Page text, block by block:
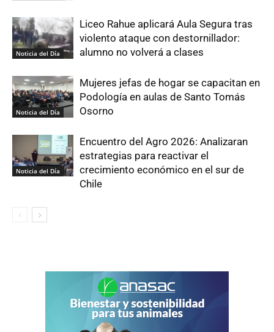
Noticia del Día
Liceo Rahue aplicará Aula Segura tras
violento ataque con destornillador:
alumno no volverá a clases
Noticia del Día
Mujeres jefas de hogar se capacitan en
Podología en aulas de Santo Tomás
Osorno
Noticia del Día
Encuentro del Agro 2026: Analizaran
estrategias para reactivar el
crecimiento económico en el sur de
Chile